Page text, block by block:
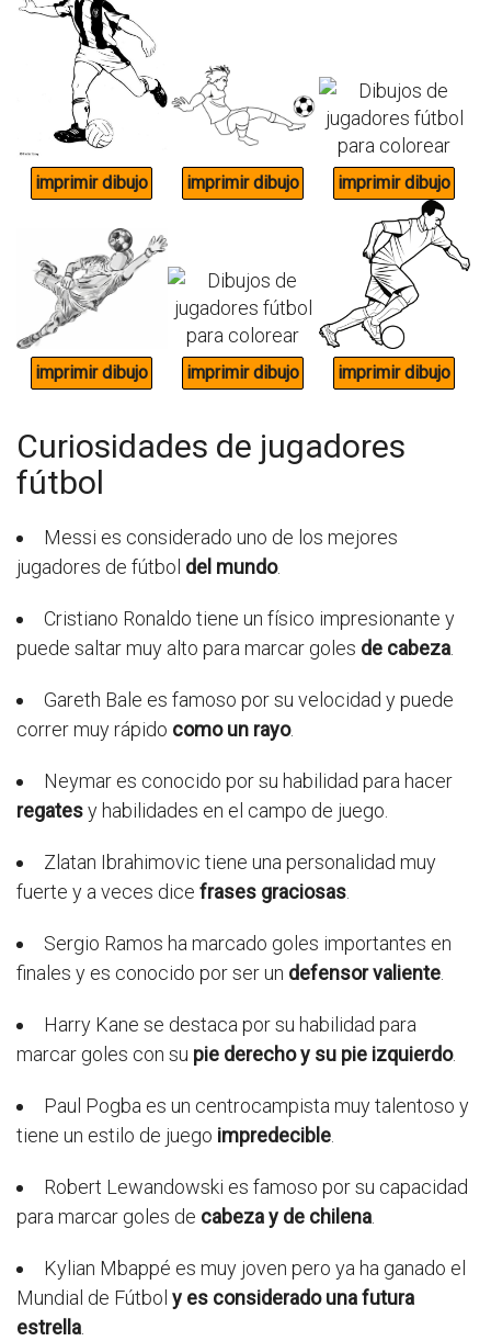
Curiosidades de jugadores
fútbol
Messi es considerado uno de los mejores
jugadores de fútbol del mundo.
Cristiano Ronaldo tiene un físico impresionante y
puede saltar muy alto para marcar goles de cabeza.
Gareth Bale es famoso por su velocidad y puede
correr muy rápido como un rayo.
Neymar es conocido por su habilidad para hacer
regatesy habilidades en el campo de juego.
Zlatan Ibrahimovic tiene una personalidad muy
fuerte y a veces dice frases graciosas.
Sergio Ramos ha marcado goles importantes en
finales y es conocido por ser un defensor valiente.
Harry Kane se destaca por su habilidad para
marcar goles con su pie derecho y su pie izquierdo.
Paul Pogba es un centrocampista muy talentoso y
tiene un estilo de juego impredecible.
Robert Lewandowski es famoso por su capacidad
para marcar goles de cabeza y de chilena.
Kylian Mbappé es muy joven pero ya ha ganado el
Mundial de Fútbol y es considerado una futura
estrella.